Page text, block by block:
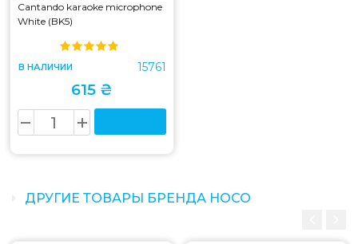
Cantando karaoke microphone
White (BK5)
В НАЛИЧИИ 15761
615 ₴
ДРУГИЕ ТОВАРЫ БРЕНДА HOCO